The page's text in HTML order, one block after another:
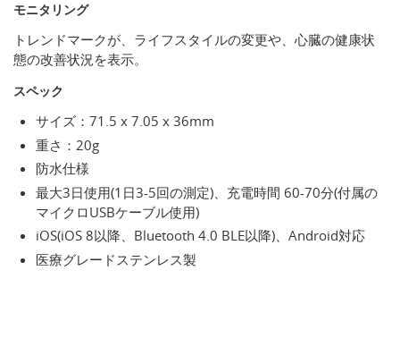
モニタリング
トレンドマークが、ライフスタイルの変更や、心臓の健康状
態の改善状況を表示。
スペック
サイズ：71.5 x 7.05 x 36mm
重さ：20g
防水仕様
最大3日使用(1日3-5回の測定)、充電時間 60-70分(付属の
マイクロUSBケーブル使用)
iOS(iOS 8以降、Bluetooth 4.0 BLE以降)、Android対応
医療グレードステンレス製